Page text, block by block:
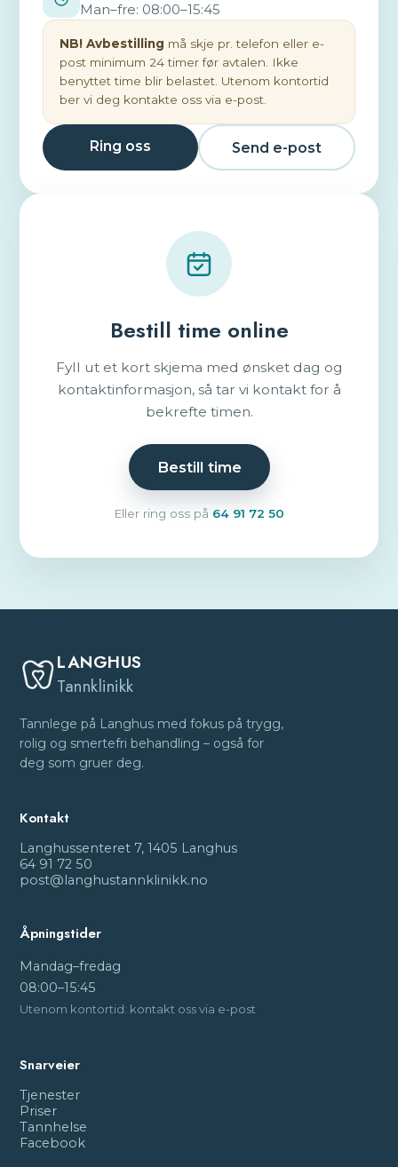
Man–fre: 08:00–15:45
NB! Avbestilling må skje pr. telefon eller e-
post minimum 24 timer før avtalen. Ikke
benyttet time blir belastet. Utenom kontortid
ber vi deg kontakte oss via e-post.
Ring oss Send e-post
Bestill time online
Fyll ut et kort skjema med ønsket dag og
kontaktinformasjon, så tar vi kontakt for å
bekrefte timen.
Bestill time
Eller ring oss på 64 91 72 50
LANGHUS
Tannklinikk
Tannlege på Langhus med fokus på trygg,
rolig og smertefri behandling – også for
deg som gruer deg.
Kontakt
Langhussenteret 7, 1405 Langhus
64 91 72 50
post@langhustannklinikk.no
Åpningstider
Mandag–fredag
08:00–15:45
Utenom kontortid: kontakt oss via e-post
Snarveier
Tjenester
Priser
Tannhelse
Facebook